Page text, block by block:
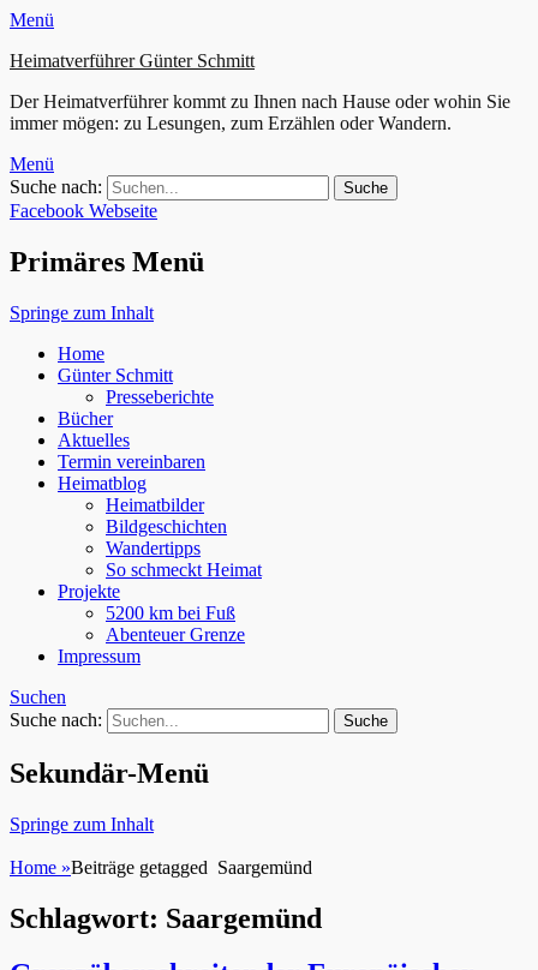
Menü
Heimatverführer Günter Schmitt
Der Heimatverführer kommt zu Ihnen nach Hause oder wohin Sie
immer mögen: zu Lesungen, zum Erzählen oder Wandern.
Menü
Suche nach:
Facebook Webseite
Primäres Menü
Springe zum Inhalt
Home
Günter Schmitt
Presseberichte
Bücher
Aktuelles
Termin vereinbaren
Heimatblog
Heimatbilder
Bildgeschichten
Wandertipps
So schmeckt Heimat
Projekte
5200 km bei Fuß
Abenteuer Grenze
Impressum
Suchen
Suche nach:
Sekundär-Menü
Springe zum Inhalt
Home »Beiträge getagged Saargemünd
Schlagwort: Saargemünd